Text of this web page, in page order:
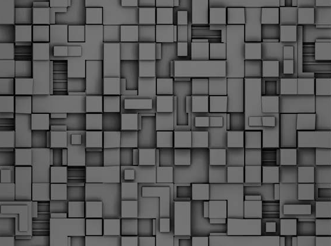
MAR
Ξεκίνησαν εδώ και μια εβδομάδα οι αφίξεις των
νεοπροσληφθέντων Δημοτικών Αστυνομικών στους
δήμους και οι ορκωμοσίες τους - Πλήρες
Μεγάλες μέρες ζει ο "οργανισμός" της Δημοτικής Αστυνομίας!
Να θυμίσουμε ότι κανονικές προσλήψεις στην Δημοτική
Αστυνομία έχουν να γίνουν από το 2010. Δεκαέξι ολόκληρα
χρόνια! Και βέβαια, ακόμη και με αυτές τις προσλήψεις, δεν
φτάνουμε ούτε τα 2/3 των Δημοτικών Αστυνομικών που
υπηρετούσαν το 2013 προ της κατάργησης της υπηρεσίας με
απόφαση του σημερινού πρωθυπουργού Κυριάκου Μητσοτάκη. Ας
είναι...
2
Δημοτική Αστυνομία Θεσσαλονίκης: Διμηνιαίος
απολογισμός ελέγχων τήρησης νομοθεσίας
Τον απολογισμό των δράσεων ελέγχου για τα ζώα συντροφιάς
κατά το δίμηνο Ιανουαρίου – Φεβρουαρίου 2026 παρουσιάζει η
Δημοτική Αστυνομία Θεσσαλονίκης, με στόχο την προστασία των
ζώων και την ομαλή συμβίωση στην πόλη.